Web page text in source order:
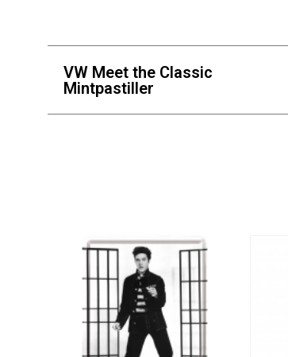
VW Meet the Classic
Mintpastiller